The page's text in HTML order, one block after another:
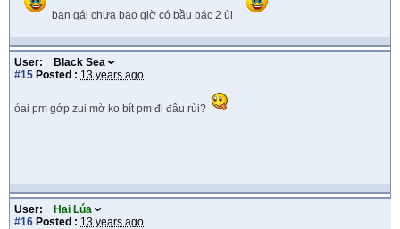
bạn gái chưa bao giờ có bầu bác 2 ùi
User:
Black Sea
#15 Posted : 13 years ago
óai pm gớp zui mờ ko bít pm đi đâu rùi?
User:
Hai Lúa
#16 Posted : 13 years ago